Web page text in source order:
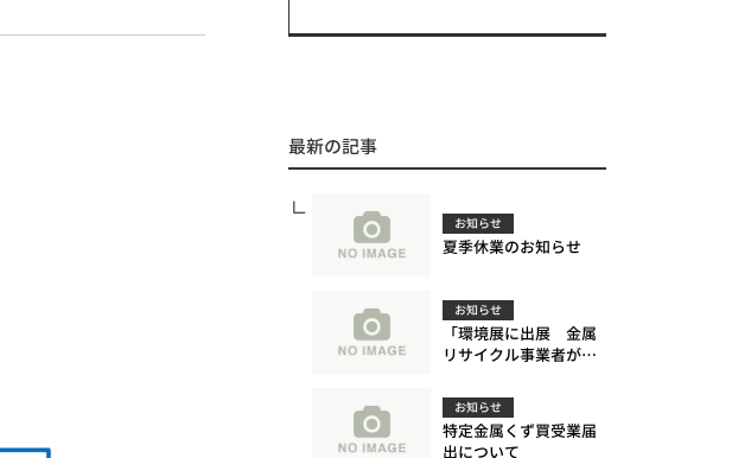
最新の記事
お知らせ
夏季休業のお知らせ
お知らせ
「環境展に出展 金属
リサイクル事業者が多
が日刊市況通信に掲載
されました。
お知らせ
特定金属くず買受業届
出について